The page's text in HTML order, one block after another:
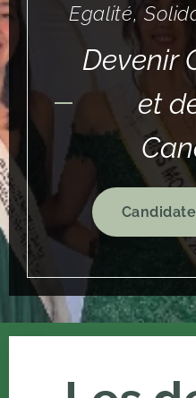
Egalité,
Devenir
et